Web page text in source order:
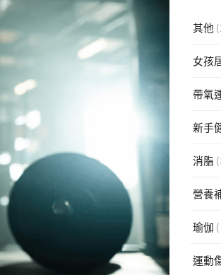
其他
女孩
帶氧
新手
消脂
營養
瑜伽
運動